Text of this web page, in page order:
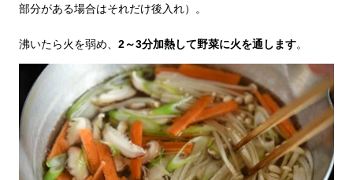
部分がある場合はそれだけ後入れ）。
沸いたら火を弱め、 2～3分加熱して野菜に火を通します。